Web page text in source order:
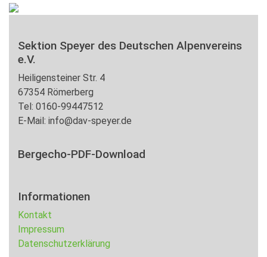
Sektion Speyer des Deutschen Alpenvereins
e.V.
Heiligensteiner Str. 4
67354 Römerberg
Tel: 0160-99447512
E-Mail: info@dav-speyer.de
Bergecho-PDF-Download
Informationen
Kontakt
Impressum
Datenschutzerklärung